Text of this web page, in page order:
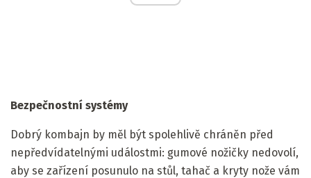
Bezpečnostní systémy
Dobrý kombajn by měl být spolehlivě chráněn před
nepředvídatelnými událostmi: gumové nožičky nedovolí,
aby se zařízení posunulo na stůl, tahač a kryty nože vám